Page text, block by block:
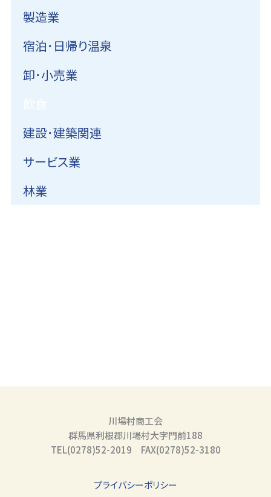
製造業
宿泊･日帰り温泉
卸･小売業
建設･建築関連
サービス業
林業
川場村商工会
群馬県利根郡川場村大字門前188
TEL(0278)52-2019 FAX(0278)52-3180
プライバシーポリシー